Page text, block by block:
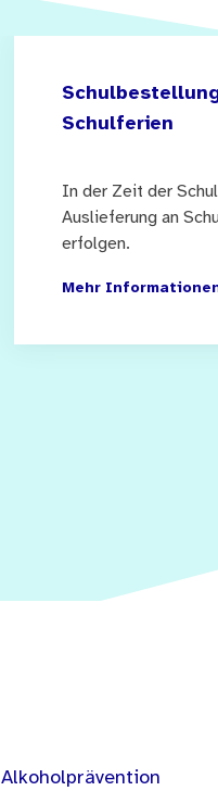
Schulferien
In der Zeit der
Auslieferung an
erfolgen.
Mehr
Alkoholprävention